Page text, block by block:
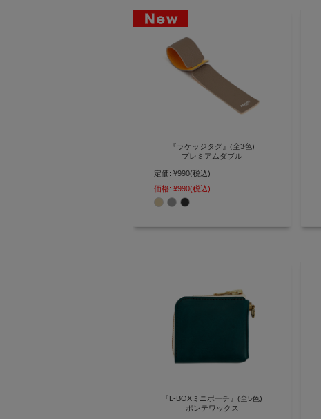
『ラケッジタグ』(全3色)
プレミアムダブル
裏・表バイカラーが楽しめる ダブ
ルフェイスレザーが特徴のラゲッ
ジタグ【AGILITY affa(アジリティ
アッファ)】(0879)[M便 3/3]
定価: ¥990(税込)
価格: ¥990(税込)
『L-BOXミニポーチ』(全5色)
ポンテワックス